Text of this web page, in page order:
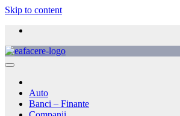
Skip to content
Auto
Banci – Finante